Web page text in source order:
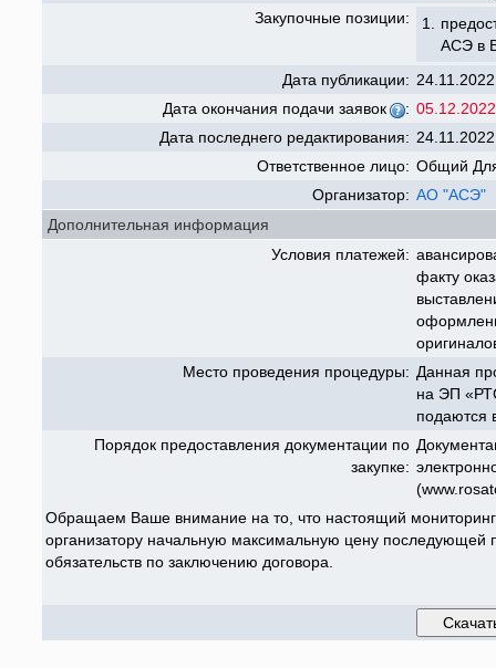
Закупочные позиции:
1.
АСЭ в
Дата публикации:
Дата окончания подачи заявок
:
Дата последнего редактирования:
Ответственное лицо: Общий
Организатор: АО "АСЭ"
Дополнительная информация
Условия платежей:
факту
Место проведения процедуры: Данная
на ЭП
подаются
Порядок предоставления документации по
закупке:
Обращаем Ваше внимание на то, что настоящий
организатору начальную максимальную цену последующей
обязательств по заключению договора.